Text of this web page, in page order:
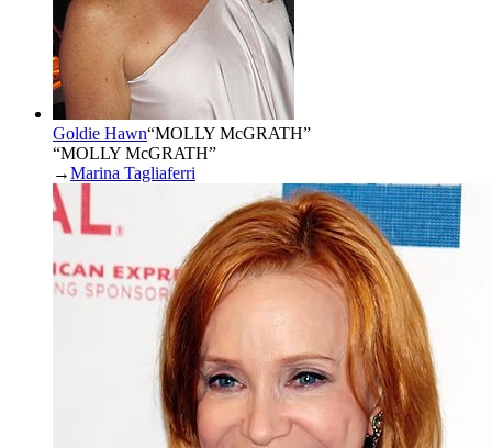
Goldie Hawn“MOLLY McGRATH”
“MOLLY McGRATH”
→Marina Tagliaferri